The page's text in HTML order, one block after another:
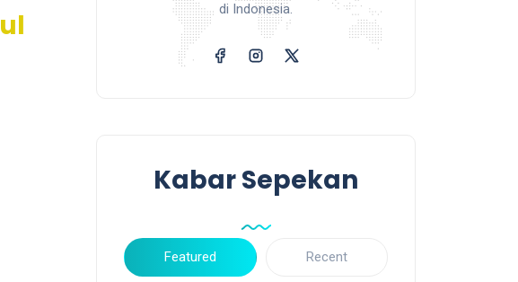
di Indonesia.
Kabar Sepekan
Featured Recent